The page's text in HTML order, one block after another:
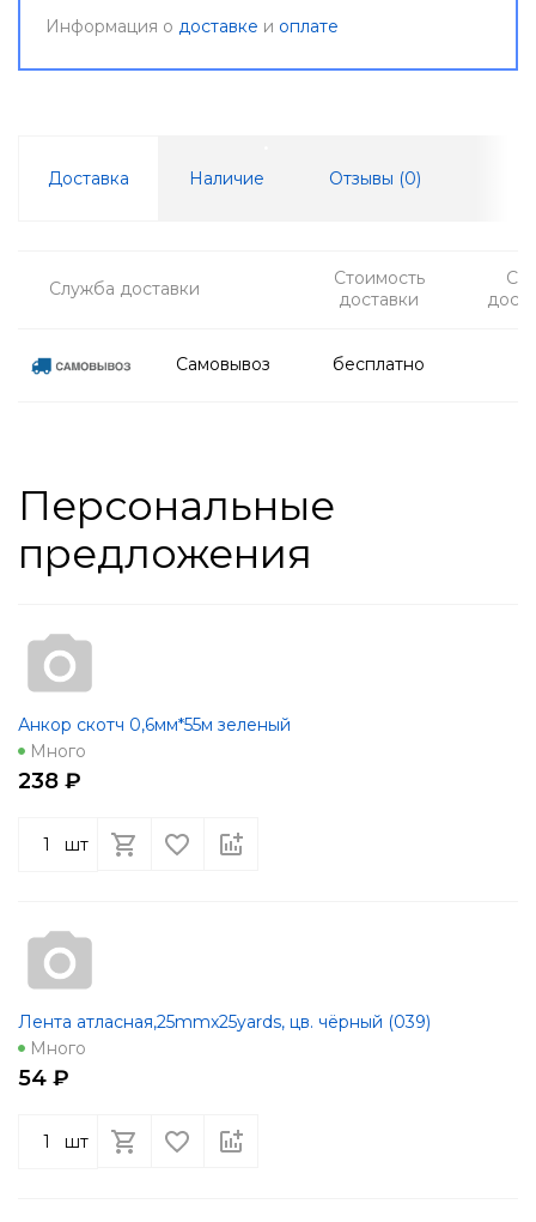
Информация о доставке и оплате
Доставка Наличие Отзывы (0)
Служба доставки
Стоимость
доставки
Самовывоз бесплатно
Персональные
предложения
Анкор скотч 0,6мм*55м зеленый
Много
238 ₽
шт
Лента атласная,25mmx25yards, цв. чёрный (039)
Много
54 ₽
шт